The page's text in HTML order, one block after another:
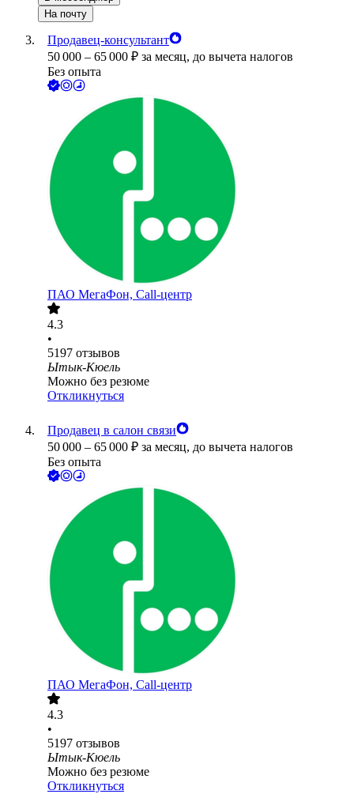
На почту
Продавец-консультант
50 000 – 65 000 ₽ за месяц, до вычета налогов
Без опыта
ПАО МегаФон, Call-центр
4.3
•
5197 отзывов
Ытык-Кюель
Можно без резюме
Откликнуться
Продавец в салон связи
50 000 – 65 000 ₽ за месяц, до вычета налогов
Без опыта
ПАО МегаФон, Call-центр
4.3
•
5197 отзывов
Ытык-Кюель
Можно без резюме
Откликнуться